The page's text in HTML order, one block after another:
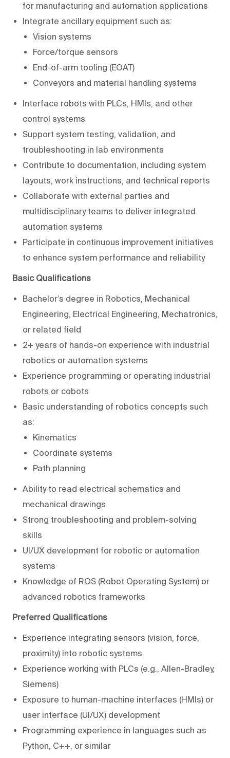
for manufacturing and automation applications
Integrate ancillary equipment such as:
Vision systems
Force/torque sensors
End-of-arm tooling (EOAT)
Conveyors and material handling systems
Interface robots with PLCs, HMIs, and other
control systems
Support system testing, validation, and
troubleshooting in lab environments
Contribute to documentation, including system
layouts, work instructions, and technical reports
Collaborate with external parties and
multidisciplinary teams to deliver integrated
automation systems
Participate in continuous improvement initiatives
to enhance system performance and reliability
Basic Qualifications
Bachelor’s degree in Robotics, Mechanical
Engineering, Electrical Engineering, Mechatronics,
or related field
2+ years of hands-on experience with industrial
robotics or automation systems
Experience programming or operating industrial
robots or cobots
Basic understanding of robotics concepts such
as:
Kinematics
Coordinate systems
Path planning
Ability to read electrical schematics and
mechanical drawings
Strong troubleshooting and problem-solving
skills
UI/UX development for robotic or automation
systems
Knowledge of ROS (Robot Operating System) or
advanced robotics frameworks
Preferred Qualifications
Experience integrating sensors (vision, force,
proximity) into robotic systems
Experience working with PLCs (e.g., Allen-Bradley,
Siemens)
Exposure to human-machine interfaces (HMIs) or
user interface (UI/UX) development
Programming experience in languages such as
Python, C++, or similar